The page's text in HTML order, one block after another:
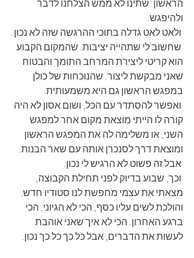
הראשון. שתינו לא ממש הצלחנו לדבר
ולהיפגש.
שחשוב לי שתהייה יציבות. שהמקום הקבוע
הוא קריטי ליצירת המרחב התומך והבטוח
שאני מבקשת ליצור. שהנוכחות של כולן
במפגש הראשון גם היא משמעותית.
ואפשר להסתדר עם הכל, ושום אסון לא היה
קורה לו הייתי מוצאת מקום אחר למפגש
השני, או משלימה לה את המפגש הראשון
ומוצאת דרך לסנכרן אותה עם שאר הבנות.
וכך, שבוע בדיוק לפני תחילת הקבוצה,
מצאתי את עצמי מחפשת לנו סטודיו חדש.
והולכת לשים עליו כסף, הכי לא הגיוני. הכי
ברגע האחרון. הכי לא איך שאני אוהבת
לעשות את הדברים, אבל כל כך כל כך נכון.